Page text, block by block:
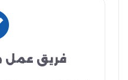
فريق عمل